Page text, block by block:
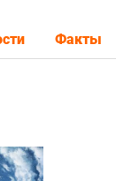
Факты